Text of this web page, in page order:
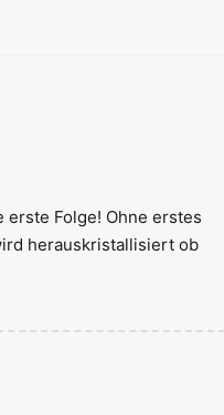
Folge! Ohne erstes
herauskristallisiert ob